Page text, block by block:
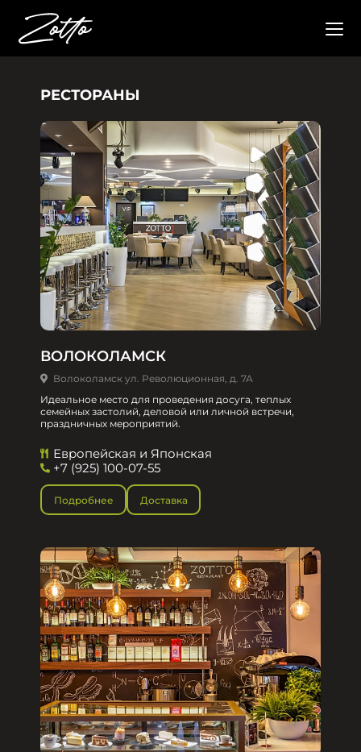
РЕСТОРАНЫ
ВОЛОКОЛАМСК
Волоколамск ул. Революционная, д. 7А
Идеальное место для проведения досуга, теплых
семейных застолий, деловой или личной встречи,
праздничных мероприятий.
Европейская и Японская
+7 (925) 100-07-55
Подробнее Доставка